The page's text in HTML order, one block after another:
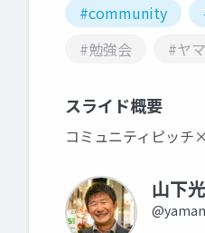
#community
#勉強会
#ヤ
スライド概要
コミュニティピッチ
山下